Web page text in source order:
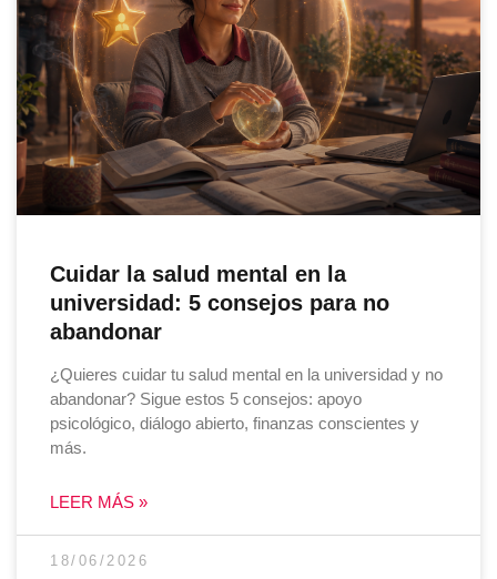
Cuidar la salud mental en la
universidad: 5 consejos para no
abandonar
¿Quieres cuidar tu salud mental en la universidad y no
abandonar? Sigue estos 5 consejos: apoyo
psicológico, diálogo abierto, finanzas conscientes y
más.
LEER MÁS »
18/06/2026